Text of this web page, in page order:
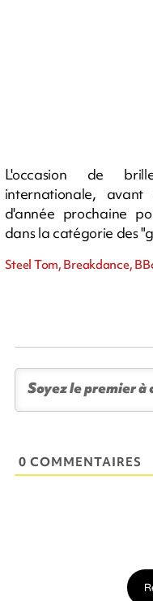
L'occasion de
internationale,
d'année prochaine
dans la catégorie des
Steel Tom, Breakdance,
0 COMMENTAIRES